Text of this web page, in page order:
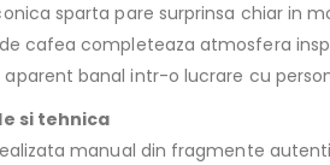
sparta pare surprinsa chiar in
cafea completeaza atmosfera
banal intr-o lucrare cu
si tehnica
manual din fragmente